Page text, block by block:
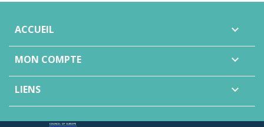
ACCUEIL 
MON COMPTE 
LIENS 